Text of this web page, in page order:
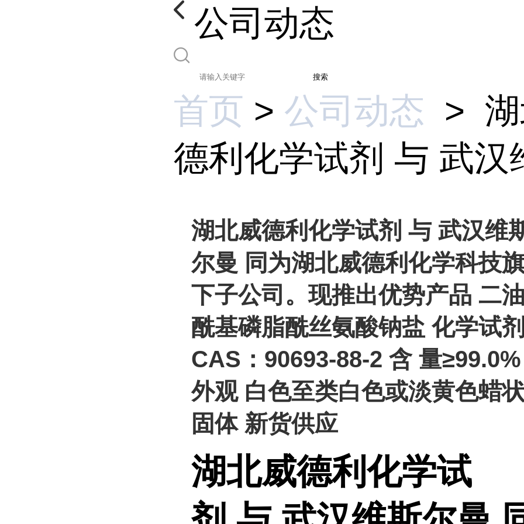
公司动态
搜索
首页 > 公司动态 >
德利化学试剂 与 武汉
湖北威德利化学试剂 与 武汉维
尔曼 同为湖北威德利化学科技
下子公司。现推出优势产品 二油
酰基磷脂酰丝氨酸钠盐 化学试剂
CAS：90693-88-2 含 量≥99.0%
外观 白色至类白色或淡黄色蜡
固体 新货供应
湖北威德利化学试